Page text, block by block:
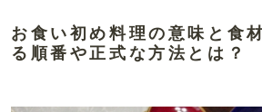
お食い初め料理の意味と食
る順番や正式な方法とは？